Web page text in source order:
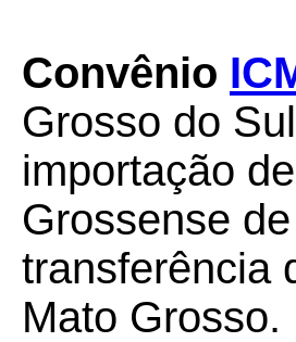
Convênio
Grosso do
importação
Grossense
transferência
Mato Grosso.